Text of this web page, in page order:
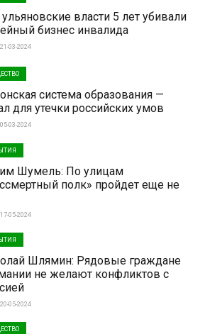
власти 5 лет убивали
бизнес инвалида
03-2024
система образования —
для утечки российских умов
03-2024
Шумель: По улицам
полк» пройдет еще не
05-2024
Шлямин: Рядовые граждане
не желают конфликтов с
05-2024